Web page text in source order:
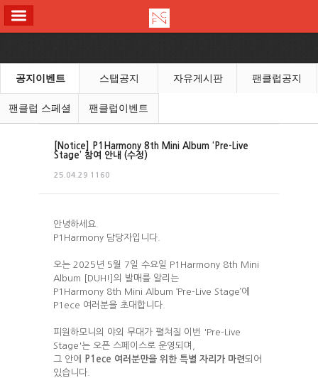
공지이벤트 스탭공지 자유게시판 팬클럽공지
팬클럽 스페셜 팬클럽이벤트
[Notice] P1Harmony 8th Mini Album ‘Pre-Live
Stage’ 참여 안내 (수정)
25.04.29 1160
안녕하세요.
P1Harmony 담당자입니다.
오는 2025년 5월 7일 수요일 P1Harmony 8th Mini
Album [DUH!]의 발매를 알리는
P1Harmony 8th Mini Album ‘Pre-Live Stage’에
P1ece 여러분을 초대합니다.
피원하모니의 야외 무대가 펼쳐질 이번 'Pre-Live
Stage'는 오픈 스페이스로 운영되며,
그 안에
P1ece 여러분만을 위한 특별 자리가 마련되어
있습니다.